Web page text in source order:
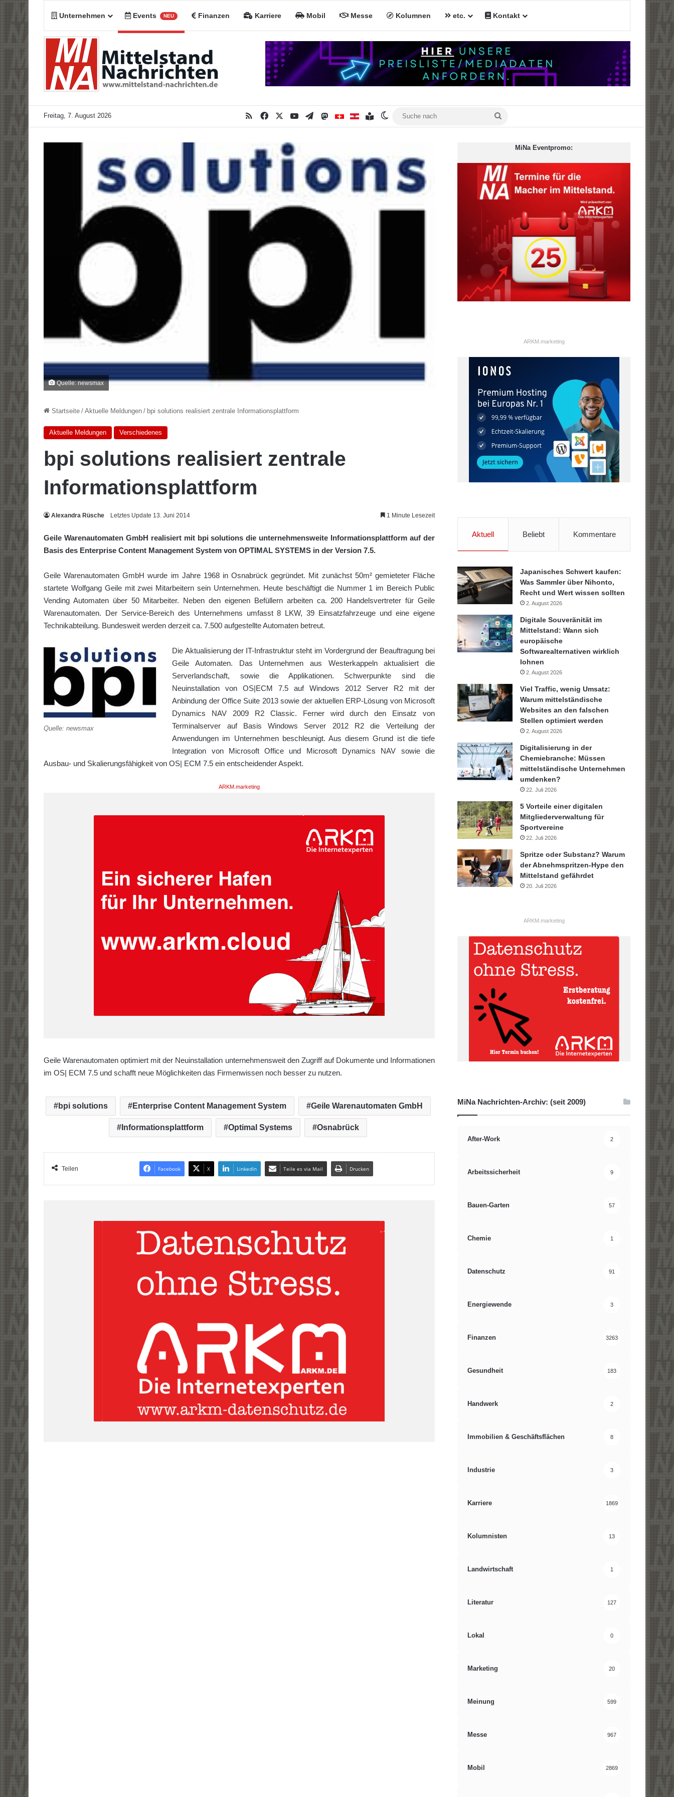
Unternehmen Events NEU Finanzen Karriere Mobil Messe Kolumnen etc. Kontakt
Freitag, 7. August 2026 RSSFacebookYouTubeTelegramMastodonMiNa CHMiNa AT
Inhaltsverzeichnis
Skin umschalten
Quelle: newsmax
Startseite / Aktuelle Meldungen / bpi solutions realisiert zentrale Informationsplattform
Aktuelle Meldungen Verschiedenes
bpi solutions realisiert zentrale
Informationsplattform
Alexandra Rüsche Letztes Update 13. Juni 2014 1 Minute Lesezeit
Geile Warenautomaten GmbH realisiert mit bpi solutions die unternehmensweite Informationsplattform auf der
Basis des Enterprise Content Management System von OPTIMAL SYSTEMS in der Version 7.5.
Geile Warenautomaten GmbH wurde im Jahre 1968 in Osnabrück gegründet. Mit zunächst 50m² gemieteter Fläche
startete Wolfgang Geile mit zwei Mitarbeitern sein Unternehmen. Heute beschäftigt die Nummer 1 im Bereich Public
Vending Automaten über 50 Mitarbeiter. Neben den eigenen Befüllern arbeiten ca. 200 Handelsvertreter für Geile
Warenautomaten. Der Service-Bereich des Unternehmens umfasst 8 LKW, 39 Einsatzfahrzeuge und eine eigene
Technikabteilung. Bundesweit werden derzeit ca. 7.500 aufgestellte Automaten betreut.
Quelle: newsmax
Die Aktualisierung der IT-Infrastruktur steht im Vordergrund der Beauftragung bei
Geile Automaten. Das Unternehmen aus Westerkappeln aktualisiert die
Serverlandschaft, sowie die Applikationen. Schwerpunkte sind die
Neuinstallation von OS|ECM 7.5 auf Windows 2012 Server R2 mit der
Anbindung der Office Suite 2013 sowie der aktuellen ERP-Lösung von Microsoft
Dynamics NAV 2009 R2 Classic. Ferner wird durch den Einsatz von
Terminalserver auf Basis Windows Server 2012 R2 die Verteilung der
Anwendungen im Unternehmen beschleunigt. Aus diesem Grund ist die tiefe
Integration von Microsoft Office und Microsoft Dynamics NAV sowie die
Ausbau- und Skalierungsfähigkeit von OS| ECM 7.5 ein entscheidender Aspekt.
ARKM.marketing
Geile Warenautomaten optimiert mit der Neuinstallation unternehmensweit den Zugriff auf Dokumente und Informationen
im OS| ECM 7.5 und schafft neue Möglichkeiten das Firmenwissen noch besser zu nutzen.
bpi solutions Enterprise Content Management System Geile Warenautomaten GmbH
Informationsplattform Optimal Systems Osnabrück
Teilen Facebook X LinkedIn Teile es via Mail Drucken
MiNa Eventpromo:
ARKM.marketing
Aktuell Beliebt Kommentare
Japanisches Schwert kaufen:
Was Sammler über Nihonto,
Recht und Wert wissen sollten
2. August 2026
Digitale Souveränität im
Mittelstand: Wann sich
europäische
Softwarealternativen wirklich
lohnen
2. August 2026
Viel Traffic, wenig Umsatz:
Warum mittelständische
Websites an den falschen
Stellen optimiert werden
2. August 2026
Digitalisierung in der
Chemiebranche: Müssen
mittelständische Unternehmen
umdenken?
22. Juli 2026
5 Vorteile einer digitalen
Mitgliederverwaltung für
Sportvereine
22. Juli 2026
Spritze oder Substanz? Warum
der Abnehmspritzen-Hype den
Mittelstand gefährdet
20. Juli 2026
ARKM.marketing
MiNa Nachrichten-Archiv: (seit 2009)
After-Work 2
Arbeitssicherheit 9
Bauen-Garten 57
Chemie 1
Datenschutz 91
Energiewende 3
Finanzen 3263
Gesundheit 183
Handwerk 2
Immobilien & Geschäftsflächen 8
Industrie 3
Karriere 1869
Kolumnisten 13
Landwirtschaft 1
Literatur 127
Lokal 0
Marketing 20
Meinung 599
Messe 967
Mobil 2869